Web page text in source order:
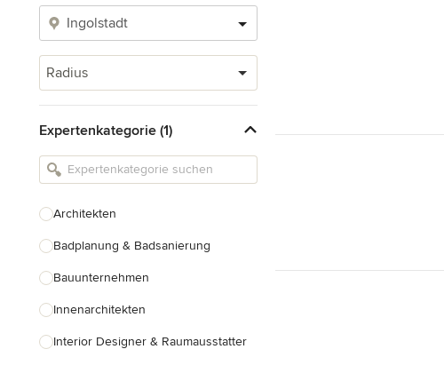
Radius
Expertenkategorie (1)
Architekten
Badplanung & Badsanierung
Bauunternehmen
Innenarchitekten
Interior Designer & Raumausstatter